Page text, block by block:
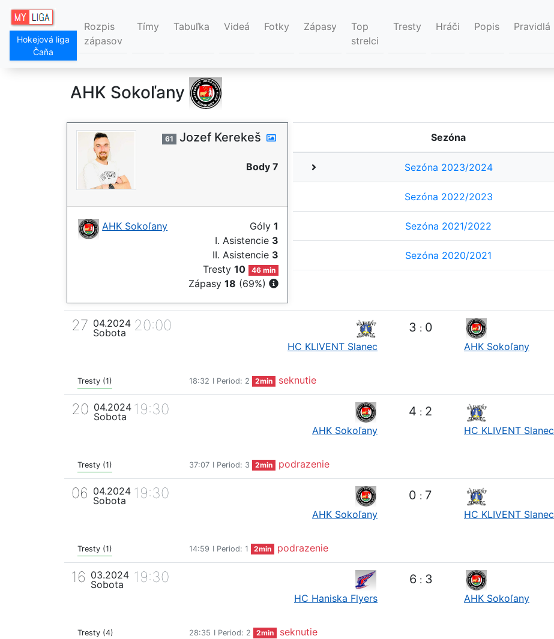
Hokejová liga
Čaňa
Rozpis
zápasov
Tímy Tabuľka Videá Fotky Zápasy
Top
strelci
Tresty Hráči Popis Pravidlá
AHK Sokoľany
61 Jozef Kerekeš
Body 7
AHK Sokoľany Góly 1
I. Asistencie 3
II. Asistencie 3
Tresty10 46 min
Zápasy 18 (69%)
Sezóna
Sezóna 2023/2024
Sezóna 2022/2023
Sezóna 2021/2022
Sezóna 2020/2021
27 04.2024
Sobota
20:00
HC KLIVENT Slanec
3 : 0
AHK Sokoľany
Tresty (1) 18:32 I Period: 2 2min seknutie
20 04.2024
Sobota
19:30
AHK Sokoľany
4 : 2
HC KLIVENT Slanec
Tresty (1) 37:07 I Period: 3 2min podrazenie
06 04.2024
Sobota
19:30
AHK Sokoľany
0 : 7
HC KLIVENT Slanec
Tresty (1) 14:59 I Period: 1 2min podrazenie
16 03.2024
Sobota
19:30
HC Haniska Flyers
6 : 3
AHK Sokoľany
Tresty (4) 28:35 I Period: 2 2min seknutie